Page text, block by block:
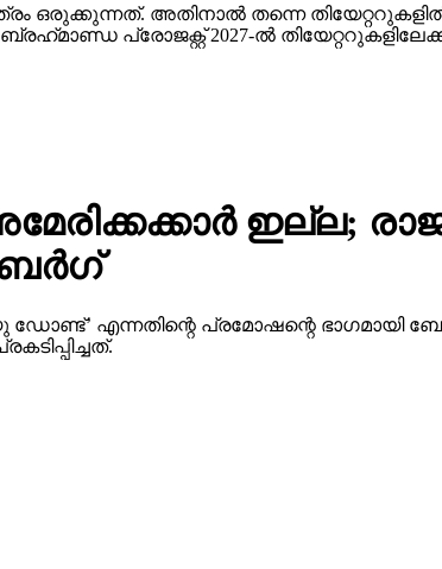
ഒരുക്കുന്നത്. അതിനാല്‍ തന്നെ
പ്രോജക്റ്റ് 2027-ല്‍
ഇല്ല;
യു ഡോണ്ട്’ എന്നതിന്റെ പ്രമോഷന്റെ